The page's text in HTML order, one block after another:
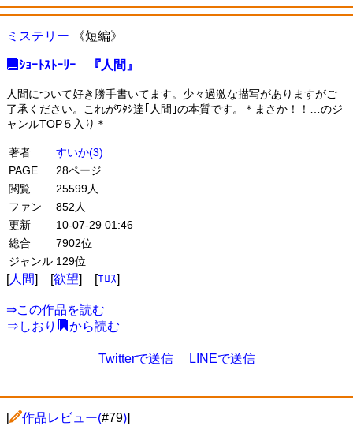
ミステリー 《短編》
ｼｮｰﾄｽﾄｰﾘｰ 『人間』
人間について好き勝手書いてます。少々過激な描写がありますがご
了承ください。これがﾜﾀｼ達｢人間｣の本質です。＊まさか！！…のジ
ャンルTOP５入り＊
著者
すいか(3)
PAGE
28ページ
閲覧
25599人
ファン
852人
更新
10-07-29 01:46
総合
7902位
ジャンル 129位
[人間] [欲望] [ｴﾛｽ]
⇒この作品を読む
⇒ しおり から読む
Twitterで送信 LINEで送信
[ 作品レビュー(#79)]